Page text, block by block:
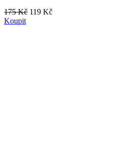
175 Kč 119 Kč
Koupit